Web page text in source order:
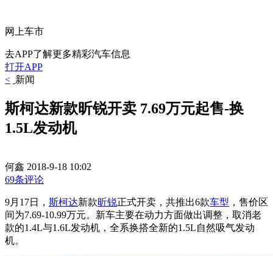
网上车市
去APP了解更多精彩汽车信息
打开APP
< 新闻
斯柯达新款昕锐开卖 7.69万元起售-换
1.5L发动机
何鑫 2018-9-18 10:02
69条评论
9月17日， 斯柯达新款昕锐正式开卖，共推出6款车型 ，售价区
间为7.69-10.99万元。新车主要在动力方面做出调整，取消老
款的1.4L与1.6L发动机，全系换搭全新的1.5L自然吸气发动
机。